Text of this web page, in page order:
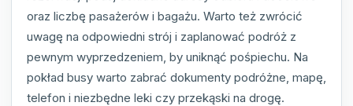
oraz liczbę pasażerów i bagażu. Warto też zwrócić
uwagę na odpowiedni strój i zaplanować podróż z
pewnym wyprzedzeniem, by uniknąć pośpiechu. Na
pokład busy warto zabrać dokumenty podróżne, mapę,
telefon i niezbędne leki czy przekąski na drogę.